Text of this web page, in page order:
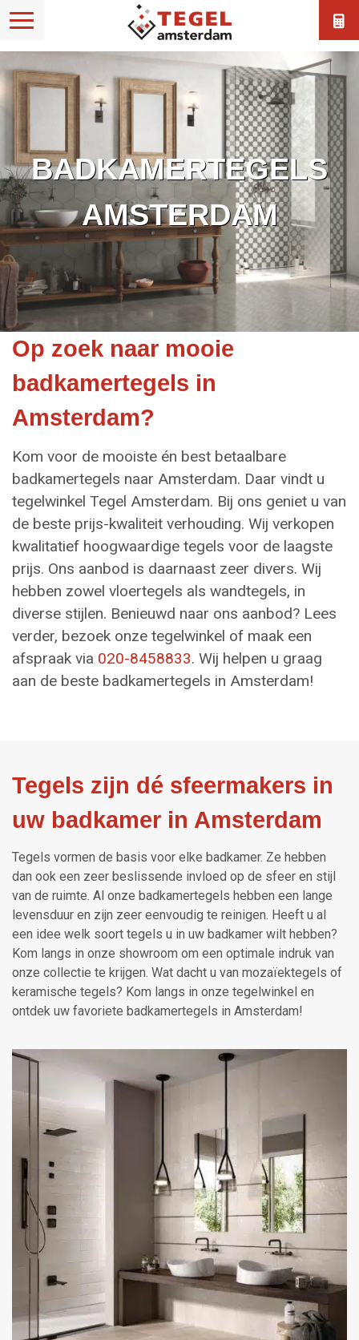
BADKAMERTEGELS
AMSTERDAM
Op zoek naar mooie
badkamertegels in
Amsterdam?
Kom voor de mooiste én best betaalbare
badkamertegels naar Amsterdam. Daar vindt u
tegelwinkel Tegel Amsterdam. Bij ons geniet u van
de beste prijs-kwaliteit verhouding. Wij verkopen
kwalitatief hoogwaardige tegels voor de laagste
prijs. Ons aanbod is daarnaast zeer divers. Wij
hebben zowel vloertegels als wandtegels, in
diverse stijlen. Benieuwd naar ons aanbod? Lees
verder, bezoek onze tegelwinkel of maak een
afspraak via 020-8458833. Wij helpen u graag
aan de beste badkamertegels in Amsterdam!
Tegels zijn dé sfeermakers in
uw badkamer in Amsterdam
Tegels vormen de basis voor elke badkamer. Ze hebben
dan ook een zeer beslissende invloed op de sfeer en stijl
van de ruimte. Al onze badkamertegels hebben een lange
levensduur en zijn zeer eenvoudig te reinigen. Heeft u al
een idee welk soort tegels u in uw badkamer wilt hebben?
Kom langs in onze showroom om een optimale indruk van
onze collectie te krijgen. Wat dacht u van mozaïektegels of
keramische tegels? Kom langs in onze tegelwinkel en
ontdek uw favoriete badkamertegels in Amsterdam!